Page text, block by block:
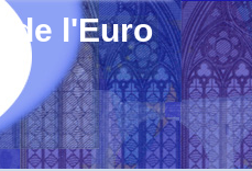
de l'Euro